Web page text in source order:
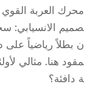
محرك العربة
صميم الانسيابي:
ن بطلاً رياضياً على
مقود هنا. مثالي
ة دافئة؟